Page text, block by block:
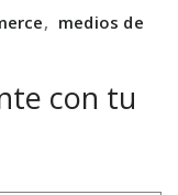
, medios de
con tu